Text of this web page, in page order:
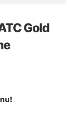
Gold